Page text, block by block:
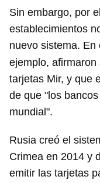
Sin embargo, por
establecimientos
nuevo sistema. En
ejemplo, afirmaron
tarjetas Mir, y que
de que "los
mundial".
Rusia creó el
Crimea en 2014 y
emitir las tarjetas